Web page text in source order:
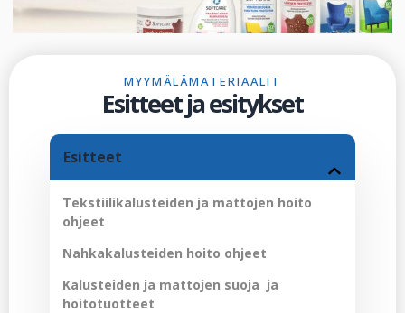
MYYMÄLÄMATERIAALIT
Esitteet ja esitykset
Esitteet
Tekstiilikalusteiden ja mattojen hoito
ohjeet
Nahkakalusteiden hoito ohjeet
Kalusteiden ja mattojen suoja ja
hoitotuotteet